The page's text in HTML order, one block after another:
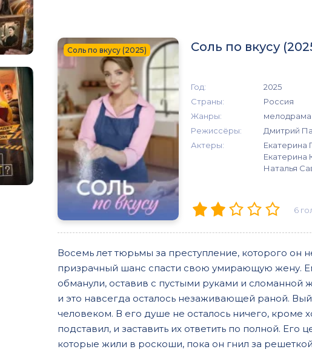
Соль по вкусу (2025) Соль по вкусу
Год:
2025
Страны:
Россия
Жанры:
мелодрама
Режиссёры:
Дмитрий
Актеры:
Екатерина
Екатерина
Наталья
6
Восемь лет тюрьмы за преступление, которого он
призрачный шанс спасти свою умирающую жену.
обманули, оставив с пустыми руками и
и это навсегда осталось незаживающей раной.
человеком. В его душе не осталось ничего, кроме
подставил, и заставить их ответить по полной. Его
которые жили в роскоши, пока он гнил за